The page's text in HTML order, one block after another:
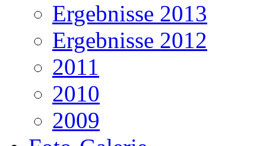
Ergebnisse 2013
Ergebnisse 2012
2011
2010
2009